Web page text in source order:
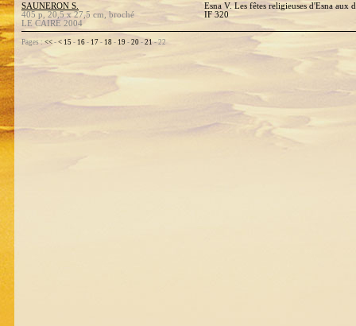
SAUNERON S.
405 p, 20,5 x 27,5 cm, broché
LE CAIRE 2004
Esna V. Les fêtes religieuses d'Esna aux
IF 320
Pages : << - < 15 - 16 - 17 - 18 - 19 - 20 - 21- 22